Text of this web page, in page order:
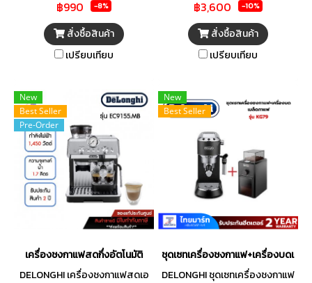
฿990 -8%
สั่งซื้อสินค้า
เปรียบเทียบ
ละเอียดของผงกาแฟถึง 3 ระดับ
สามารถบดเมล็ดกาแฟได้ครั้งละ
12 ถ้วย
฿3,600 -10%
สั่งซื้อสินค้า
เปรียบเทียบ
New
Best Seller
Pre-Order
เครื่องชงกาแฟสดกึ่งอัตโนมัติ
DELONGHI เครื่องชงกาแฟสดเอ
New
Best Seller
ชุดเซทเครื่องชงกาแฟ+เครื่องบดเมล็
DELONGHI ชุดเซทเครื่องชงกาแฟ